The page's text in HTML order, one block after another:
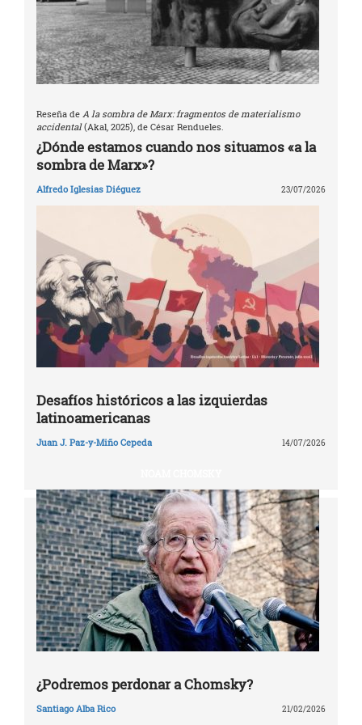
Reseña de A la sombra de Marx: fragmentos de materialismo
accidental(Akal, 2025), de César Rendueles.
¿Dónde estamos cuando nos situamos «a la
sombra de Marx»?
Alfredo Iglesias Diéguez 23/07/2026
Desafíos históricos a las izquierdas
latinoamericanas
Juan J. Paz-y-Miño Cepeda 14/07/2026
¿Podremos perdonar a Chomsky?
Santiago Alba Rico 21/02/2026